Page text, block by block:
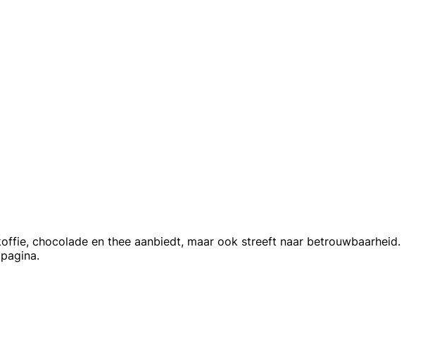
chocolade en thee aanbiedt, maar ook streeft naar betrouwbaarheid.